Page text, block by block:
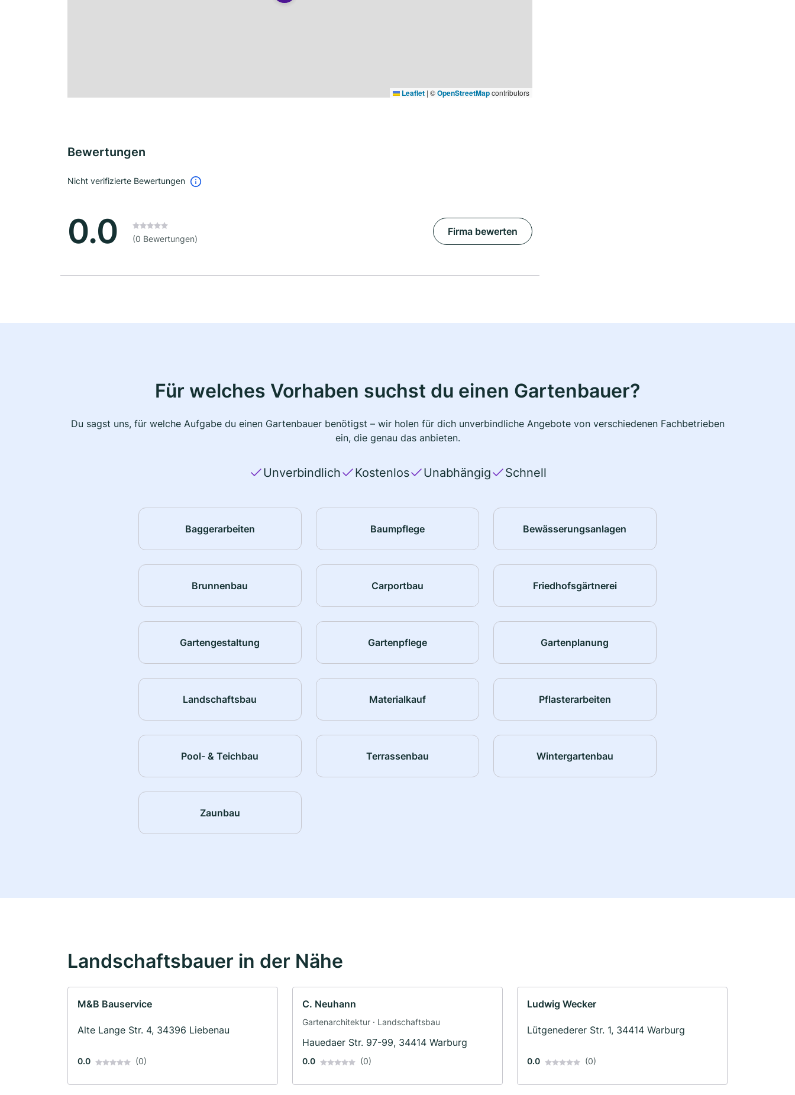
Leaflet | ©OpenStreetMapcontributors
Bewertungen
Nicht verifizierte Bewertungen
0.0 (0 Bewertungen)
Firma bewerten
Für welches Vorhaben suchst du einen Gartenbauer?
Du sagst uns, für welche Aufgabe du einen Gartenbauer benötigst – wir holen für dich unverbindliche Angebote von verschiedenen Fachbetrieben
ein, die genau das anbieten.
Unverbindlich Kostenlos Unabhängig Schnell
Baggerarbeiten Baumpflege Bewässerungsanlagen
Brunnenbau Carportbau Friedhofsgärtnerei
Gartengestaltung Gartenpflege Gartenplanung
Landschaftsbau Materialkauf Pflasterarbeiten
Pool- & Teichbau Terrassenbau Wintergartenbau
Zaunbau
Landschaftsbauer in der Nähe
M&B Bauservice
Alte Lange Str. 4, 34396 Liebenau
0.0 (0)
C. Neuhann
Gartenarchitektur · Landschaftsbau
Hauedaer Str. 97-99, 34414 Warburg
0.0 (0)
Ludwig Wecker
Lütgenederer Str. 1, 34414 Warburg
0.0 (0)